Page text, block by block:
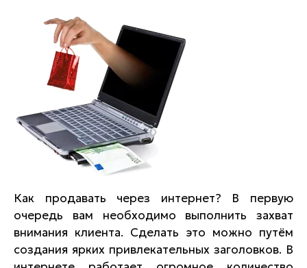
Как продавать через интернет? В первую
очередь вам необходимо выполнить захват
внимания клиента. Сделать это можно путём
создания ярких привлекательных заголовков. В